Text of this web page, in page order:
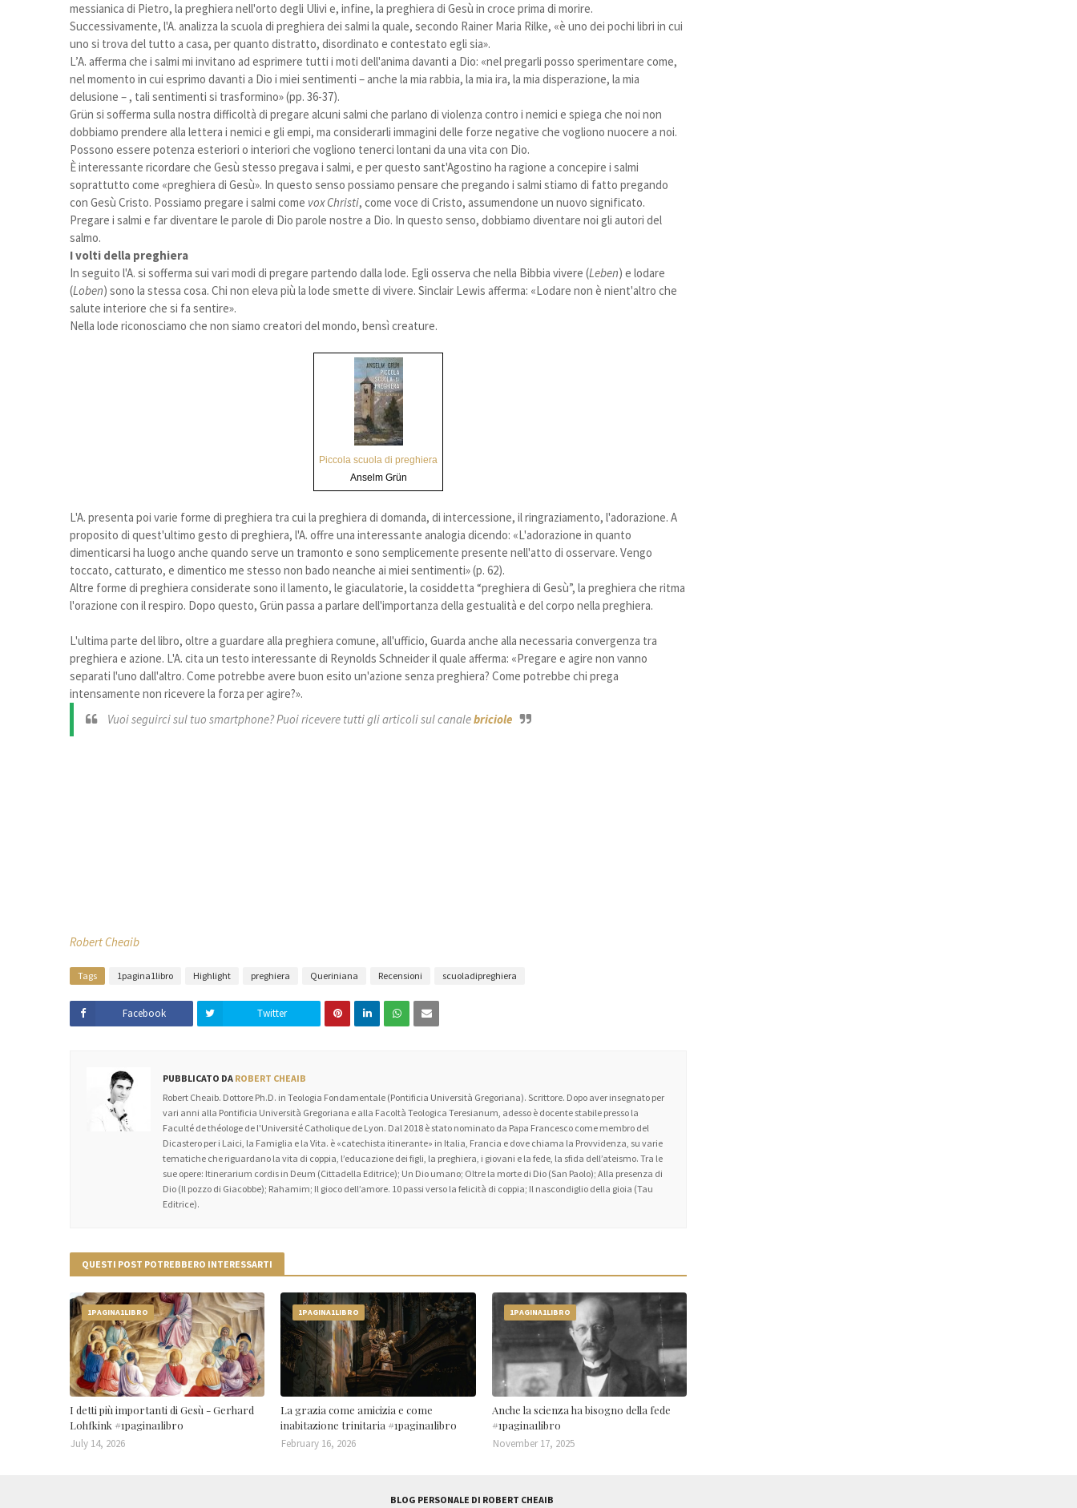
messianica di Pietro, la preghiera nell'orto degli Ulivi e, infine, la preghiera di Gesù in croce prima di morire.
Successivamente, l'A. analizza la scuola di preghiera dei salmi la quale, secondo Rainer Maria Rilke, «è uno dei pochi libri in cui
uno si trova del tutto a casa, per quanto distratto, disordinato e contestato egli sia».
L’A. afferma che i salmi mi invitano ad esprimere tutti i moti dell'anima davanti a Dio: «nel pregarli posso sperimentare come,
nel momento in cui esprimo davanti a Dio i miei sentimenti – anche la mia rabbia, la mia ira, la mia disperazione, la mia
delusione – , tali sentimenti si trasformino» (pp. 36-37).
Grün si sofferma sulla nostra difficoltà di pregare alcuni salmi che parlano di violenza contro i nemici e spiega che noi non
dobbiamo prendere alla lettera i nemici e gli empi, ma considerarli immagini delle forze negative che vogliono nuocere a noi.
Possono essere potenza esteriori o interiori che vogliono tenerci lontani da una vita con Dio.
È interessante ricordare che Gesù stesso pregava i salmi, e per questo sant'Agostino ha ragione a concepire i salmi
soprattutto come «preghiera di Gesù». In questo senso possiamo pensare che pregando i salmi stiamo di fatto pregando
con Gesù Cristo. Possiamo pregare i salmi come vox Christi, come voce di Cristo, assumendone un nuovo significato.
Pregare i salmi e far diventare le parole di Dio parole nostre a Dio. In questo senso, dobbiamo diventare noi gli autori del
salmo.
I volti della preghiera
In seguito l'A. si sofferma sui vari modi di pregare partendo dalla lode. Egli osserva che nella Bibbia vivere (Leben) e lodare
(Loben) sono la stessa cosa. Chi non eleva più la lode smette di vivere. Sinclair Lewis afferma: «Lodare non è nient'altro che
salute interiore che si fa sentire».
Nella lode riconosciamo che non siamo creatori del mondo, bensì creature.
Piccola scuola di preghiera
Anselm Grün
L'A. presenta poi varie forme di preghiera tra cui la preghiera di domanda, di intercessione, il ringraziamento, l'adorazione. A
proposito di quest'ultimo gesto di preghiera, l'A. offre una interessante analogia dicendo: «L'adorazione in quanto
dimenticarsi ha luogo anche quando serve un tramonto e sono semplicemente presente nell'atto di osservare. Vengo
toccato, catturato, e dimentico me stesso non bado neanche ai miei sentimenti» (p. 62).
Altre forme di preghiera considerate sono il lamento, le giaculatorie, la cosiddetta “preghiera di Gesù”, la preghiera che ritma
l'orazione con il respiro. Dopo questo, Grün passa a parlare dell'importanza della gestualità e del corpo nella preghiera.
L'ultima parte del libro, oltre a guardare alla preghiera comune, all'ufficio, Guarda anche alla necessaria convergenza tra
preghiera e azione. L'A. cita un testo interessante di Reynolds Schneider il quale afferma: «Pregare e agire non vanno
separati l'uno dall'altro. Come potrebbe avere buon esito un'azione senza preghiera? Come potrebbe chi prega
intensamente non ricevere la forza per agire?».
Vuoi seguirci sul tuo smartphone? Puoi ricevere tutti gli articoli sul canalebriciole
Robert Cheaib
Tags 1pagina1libro Highlight preghiera Queriniana Recensioni scuoladipreghiera
Facebook Twitter
PUBBLICATO DA ROBERT CHEAIB
Robert Cheaib. Dottore Ph.D. in Teologia Fondamentale (Pontificia Università Gregoriana). Scrittore. Dopo aver insegnato per
vari anni alla Pontificia Università Gregoriana e alla Facoltà Teologica Teresianum, adesso è docente stabile presso la
Faculté de théologe de l'Université Catholique de Lyon. Dal 2018 è stato nominato da Papa Francesco come membro del
Dicastero per i Laici, la Famiglia e la Vita. è «catechista itinerante» in Italia, Francia e dove chiama la Provvidenza, su varie
tematiche che riguardano la vita di coppia, l’educazione dei figli, la preghiera, i giovani e la fede, la sfida dell’ateismo. Tra le
sue opere: Itinerarium cordis in Deum (Cittadella Editrice); Un Dio umano; Oltre la morte di Dio (San Paolo); Alla presenza di
Dio (Il pozzo di Giacobbe); Rahamim; Il gioco dell’amore. 10 passi verso la felicità di coppia; Il nascondiglio della gioia (Tau
Editrice).
QUESTI POST POTREBBERO INTERESSARTI
1PAGINA1LIBRO
I detti più importanti di Gesù - Gerhard
Lohfkink #1pagina1libro
July 14, 2026
1PAGINA1LIBRO
La grazia come amicizia e come
inabitazione trinitaria #1pagina1libro
February 16, 2026
1PAGINA1LIBRO
Anche la scienza ha bisogno della fede
#1pagina1libro
November 17, 2025
BLOG PERSONALE DI ROBERT CHEAIB